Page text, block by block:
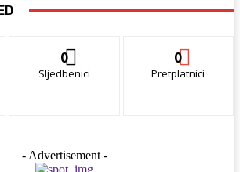
0
Sljedbenici
0
Pretplatnici
- Advertisement -